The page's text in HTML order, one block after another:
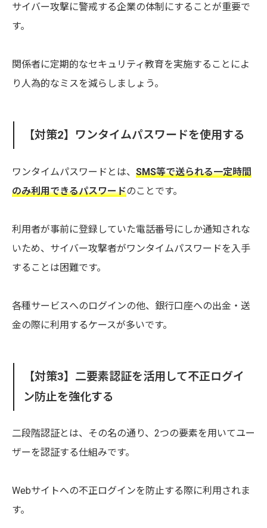
サイバー攻撃に警戒する企業の体制にすることが重要で
す。
関係者に定期的なセキュリティ教育を実施することによ
り人為的なミスを減らしましょう。
【対策2】ワンタイムパスワードを使用する
ワンタイムパスワードとは、 SMS等で送られる一定時間
のみ利用できるパスワードのことです。
利用者が事前に登録していた電話番号にしか通知されな
いため、サイバー攻撃者がワンタイムパスワードを入手
することは困難です。
各種サービスへのログインの他、銀行口座への出金・送
金の際に利用するケースが多いです。
【対策3】二要素認証を活用して不正ログイ
ン防止を強化する
二段階認証とは、その名の通り、2つの要素を用いてユー
ザーを認証する仕組みです。
Webサイトへの不正ログインを防止する際に利用されま
す。